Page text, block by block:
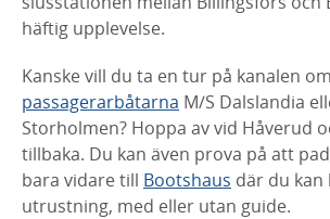
häftig upplevelse.
Kanske vill du ta en tur på kanalen
passagerarbåtarna M/S Dalslandia
Storholmen? Hoppa av vid Håverud
tillbaka. Du kan även prova på att
bara vidare till Bootshaus där du kan
utrustning, med eller utan guide.